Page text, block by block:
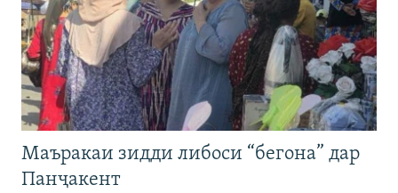
Маъракаи зидди либоси “бегона” дар
Панҷакент